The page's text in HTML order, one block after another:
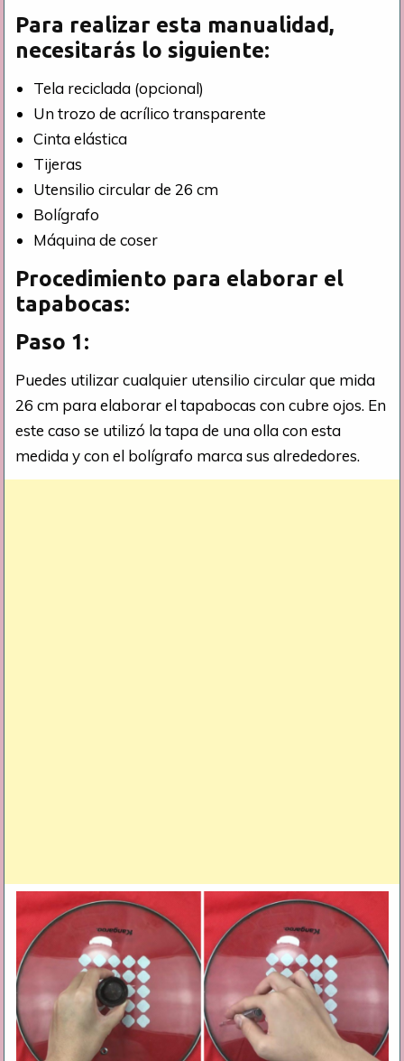
Para realizar esta manualidad,
necesitarás lo siguiente:
Tela reciclada (opcional)
Un trozo de acrílico transparente
Cinta elástica
Tijeras
Utensilio circular de 26 cm
Bolígrafo
Máquina de coser
Procedimiento para elaborar el
tapabocas:
Paso 1:
Puedes utilizar cualquier utensilio circular que mida
26 cm para elaborar el tapabocas con cubre ojos. En
este caso se utilizó la tapa de una olla con esta
medida y con el bolígrafo marca sus alrededores.